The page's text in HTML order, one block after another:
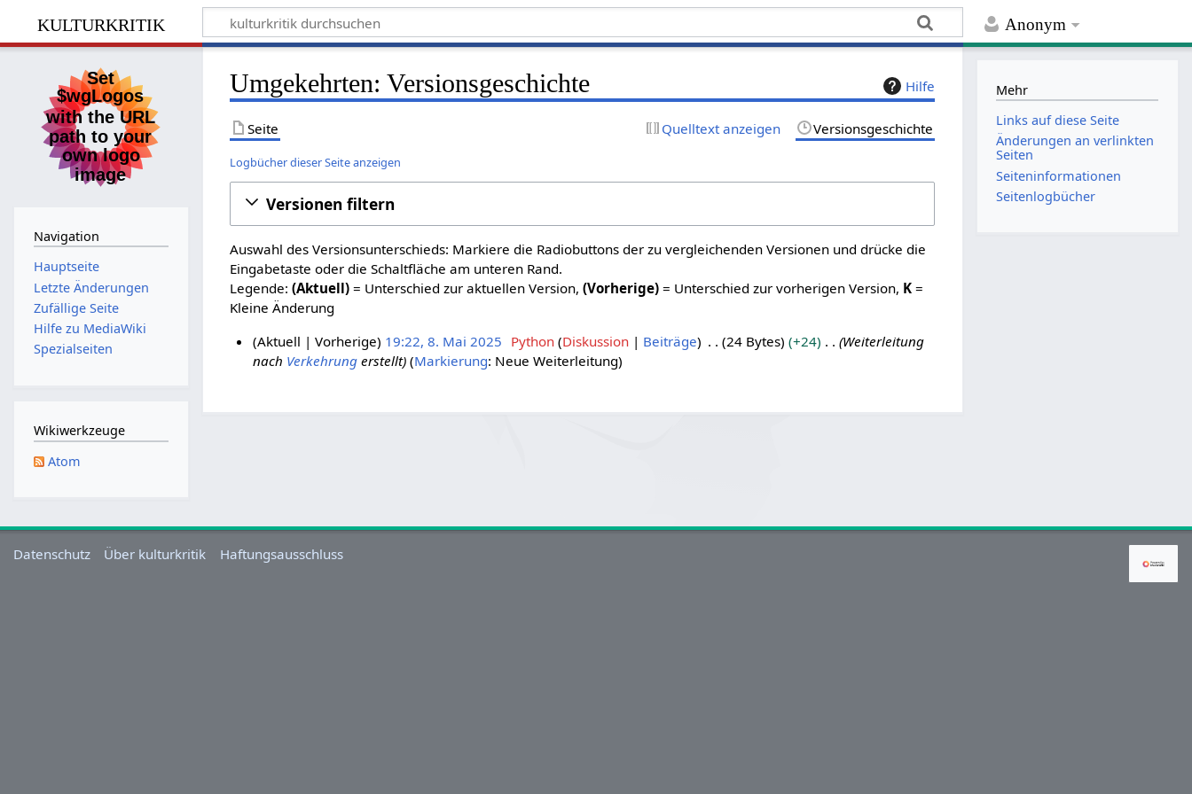
Anonym
kulturkritik
Hilfe
Umgekehrten: Versionsgeschichte
Seite Quelltext anzeigen Versionsgeschichte
Logbücher dieser Seite anzeigen
Versionen filtern
Auswahl des Versionsunterschieds: Markiere die Radiobuttons der zu vergleichenden Versionen und drücke die
Eingabetaste oder die Schaltfläche am unteren Rand.
Legende:(Aktuell) = Unterschied zur aktuellen Version,(Vorherige) = Unterschied zur vorherigen Version, K =
Kleine Änderung
5
Aktuell Vorherige 19:22, 8. Mai 2025 Python Diskussion Beiträge 24 Bytes +24
Weiterleitung
nach Verkehrungerstellt Markierung: Neue Weiterleitung
Navigation
Hauptseite
Letzte Änderungen
Zufällige Seite
Hilfe zu MediaWiki
Spezialseiten
Wikiwerkzeuge
Atom
Mehr
Links auf diese Seite
Änderungen an verlinkten
Seiten
Seiten­­informationen
Seitenlogbücher
Datenschutz Über kulturkritik Haftungsausschluss